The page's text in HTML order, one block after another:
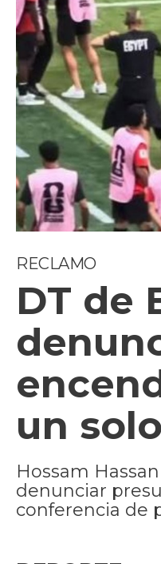
RECLAMO
DT de
un
Hossam
denunciar
conferencia de